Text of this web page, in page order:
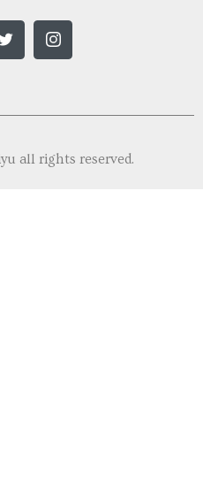
all rights reserved.